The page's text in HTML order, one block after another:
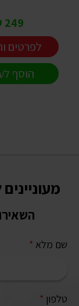
249 ₪
לפרטים
הוסף
שם מלא *
טלפון *